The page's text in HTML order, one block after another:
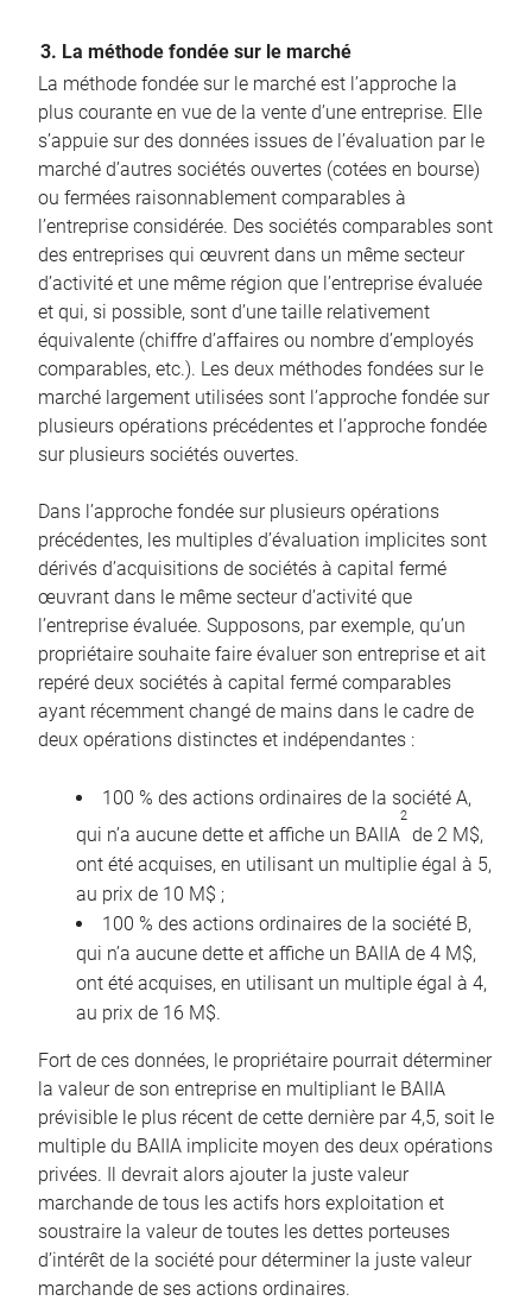
3. La méthode fondée sur le marché
La méthode fondée sur le marché est l’approche la
plus courante en vue de la vente d’une entreprise. Elle
s’appuie sur des données issues de l’évaluation par le
marché d’autres sociétés ouvertes (cotées en bourse)
ou fermées raisonnablement comparables à
l’entreprise considérée. Des sociétés comparables sont
des entreprises qui œuvrent dans un même secteur
d’activité et une même région que l’entreprise évaluée
et qui, si possible, sont d’une taille relativement
équivalente (chiffre d’affaires ou nombre d’employés
comparables, etc.). Les deux méthodes fondées sur le
marché largement utilisées sont l’approche fondée sur
plusieurs opérations précédentes et l’approche fondée
sur plusieurs sociétés ouvertes.
Dans l’approche fondée sur plusieurs opérations
précédentes, les multiples d’évaluation implicites sont
dérivés d’acquisitions de sociétés à capital fermé
œuvrant dans le même secteur d’activité que
l’entreprise évaluée. Supposons, par exemple, qu’un
propriétaire souhaite faire évaluer son entreprise et ait
repéré deux sociétés à capital fermé comparables
ayant récemment changé de mains dans le cadre de
deux opérations distinctes et indépendantes :
100 % des actions ordinaires de la société A,
qui n’a aucune dette et affiche un BAIIA
2
de 2 M$,
ont été acquises, en utilisant un multiplie égal à 5,
au prix de 10 M$ ;
100 % des actions ordinaires de la société B,
qui n’a aucune dette et affiche un BAIIA de 4 M$,
ont été acquises, en utilisant un multiple égal à 4,
au prix de 16 M$.
Fort de ces données, le propriétaire pourrait déterminer
la valeur de son entreprise en multipliant le BAIIA
prévisible le plus récent de cette dernière par 4,5, soit le
multiple du BAIIA implicite moyen des deux opérations
privées. Il devrait alors ajouter la juste valeur
marchande de tous les actifs hors exploitation et
soustraire la valeur de toutes les dettes porteuses
d’intérêt de la société pour déterminer la juste valeur
marchande de ses actions ordinaires.